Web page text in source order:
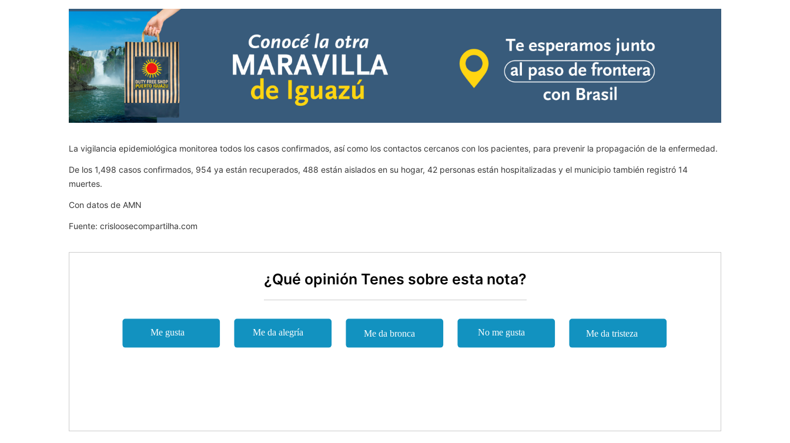
La vigilancia epidemiológica monitorea todos los casos confirmados, así como los contactos cercanos con los pacientes, para prevenir la propagación de la enfermedad.
De los 1,498 casos confirmados, 954 ya están recuperados, 488 están aislados en su hogar, 42 personas están hospitalizadas y el municipio también registró 14
muertes.
Con datos de AMN
Fuente: crisloosecompartilha.com
¿Qué opinión Tenes sobre esta nota?